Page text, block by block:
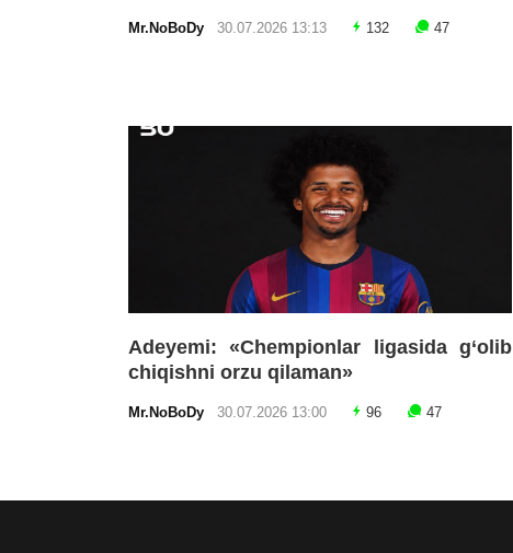
Mr.NoBoDy 30.07.2026 13:13 132 47
Adeyemi: «Chempionlar ligasida g‘olib
chiqishni orzu qilaman»
Mr.NoBoDy 30.07.2026 13:00 96 47